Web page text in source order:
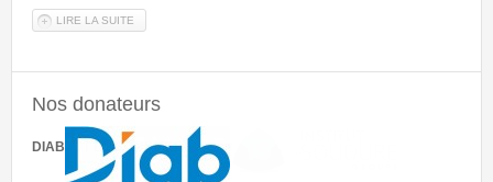
LIRE LA SUITE
Nos donateurs
INSTITUT DE SOUDURE Groupe